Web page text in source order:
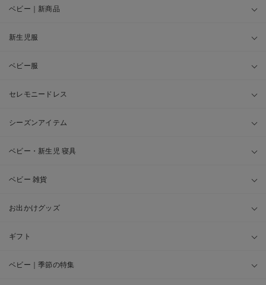
ベビー｜新商品
新生児服
ベビー服
セレモニードレス
シーズンアイテム
ベビー・新生児 寝具
ベビー 雑貨
お出かけグッズ
ギフト
ベビー｜季節の特集